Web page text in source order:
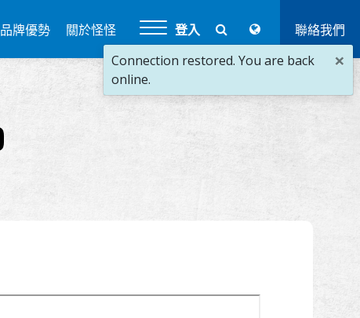
品牌優勢 關於怪怪 登入 聯絡我們
×
Connection restored. You are back
online.